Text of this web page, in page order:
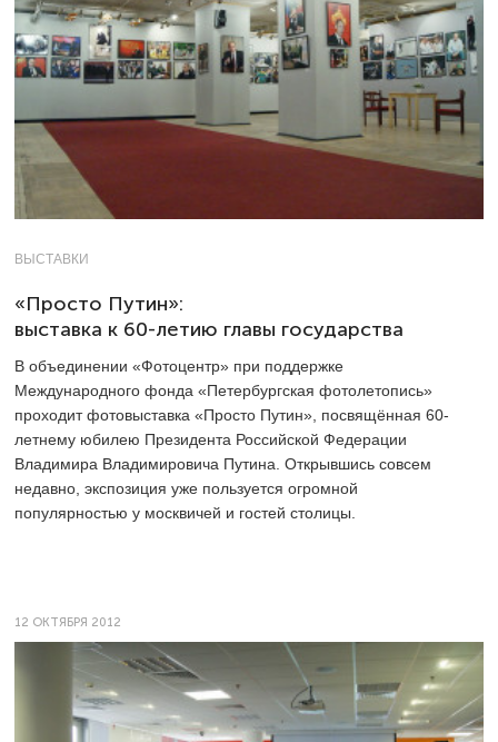
ВЫСТАВКИ
«Просто Путин»:
выставка к 60-летию главы государства
В объединении «Фотоцентр» при поддержке
Международного фонда «Петербургская фотолетопись»
проходит фотовыставка «Просто Путин», посвящённая 60-
летнему юбилею Президента Российской Федерации
Владимира Владимировича Путина. Открывшись совсем
недавно, экспозиция уже пользуется огромной
популярностью у москвичей и гостей столицы.
12 ОКТЯБРЯ 2012